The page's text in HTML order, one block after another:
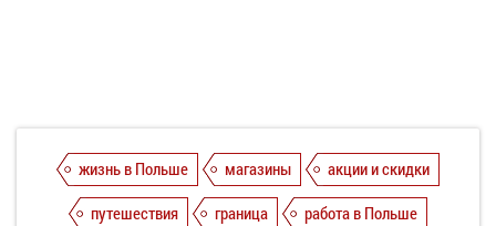
жизнь в Польше магазины
акции и скидки
путешествия
граница
работа в Польше